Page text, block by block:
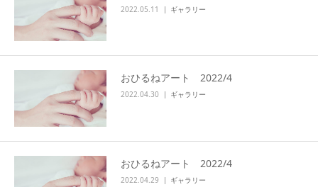
2022.05.11 ギャラリー
おひるねアート 2022/4
2022.04.30 ギャラリー
おひるねアート 2022/4
2022.04.29 ギャラリー